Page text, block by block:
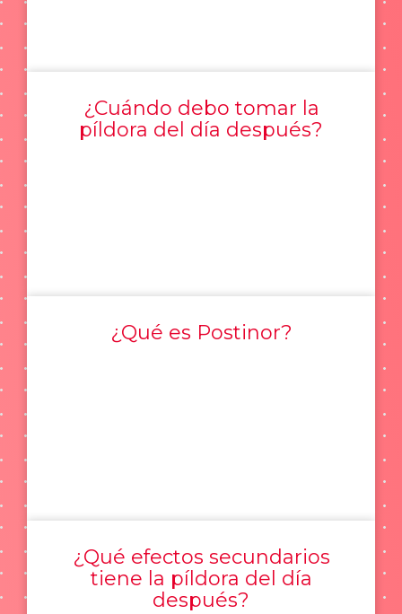
¿Cuándo debo tomar la
píldora del día después?
¿Qué es Postinor?
¿Qué efectos secundarios
tiene la píldora del día
después?